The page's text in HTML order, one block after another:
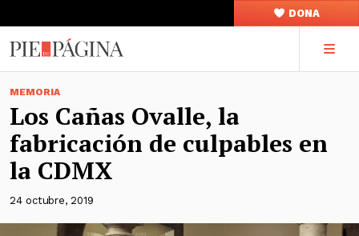
DONA
MEMORIA
Los Cañas Ovalle, la
fabricación de culpables en
la CDMX
24 octubre, 2019